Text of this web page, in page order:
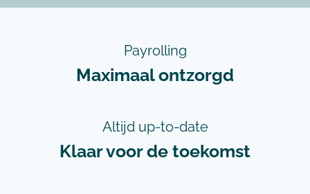
Payrolling
Maximaal ontzorgd
Altijd up-to-date
Klaar voor de toekomst